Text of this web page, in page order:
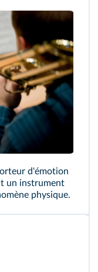
d'émotion
un instrument
physique.